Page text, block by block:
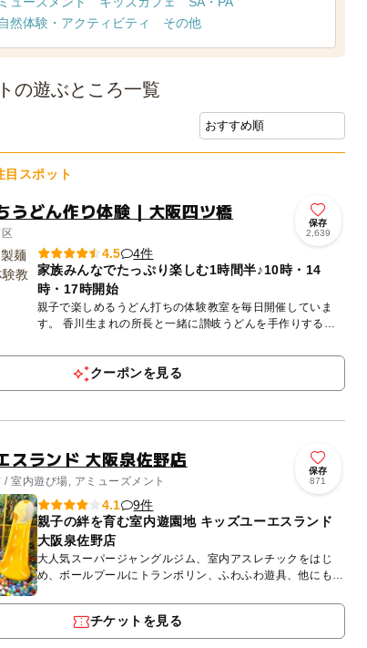
自然体験・アクティビティ その他
の遊ぶところ一覧
目スポット
うどん作り体験｜大阪四ツ橋
保存
2,639
4.5
4件
家族みんなでたっぷり楽しむ1時間半♪10時・14
時・17時開始
親子で楽しめるうどん打ちの体験教室を毎日開催していま
す。 香川生まれの所長と一緒に讃岐うどんを手作りするワ
で、延ばして...
クーポンを見る
スランド 大阪泉佐野店
/ 室内遊び場, アミューズメント
保存
871
4.1
9件
親子の絆を育む室内遊園地 キッズユーエスランド
大阪泉佐野店
大人気スーパージャングルジム、室内アスレチックをはじ
め、ボールプールにトランポリン、ふわふわ遊具、他にもた
くさんの楽しい遊びが！ なんと、入場後は設置ゲーム機も
フリープレイ...
チケットを見る